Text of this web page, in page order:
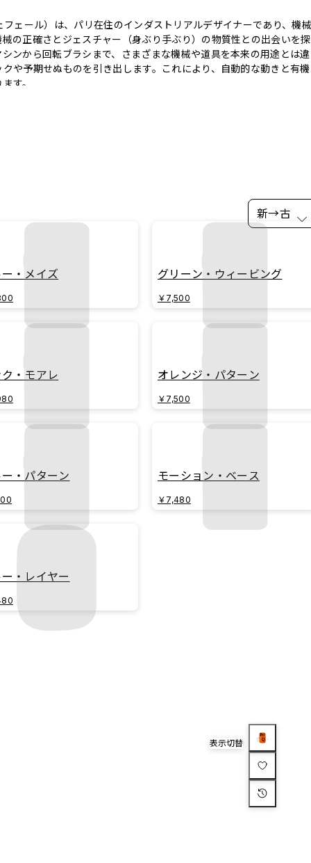
ェール）は、パリ在住のインダストリアルデザイナーであり、機械
の正確さとジェスチャー（身ぶり手ぶり）の物質性との出会いを探
ンから回転ブラシまで、さまざまな機械や道具を本来の用途とは
や予期せぬものを引き出します。これにより、自動的な動きと有
す。
新→古
・メイズ グリーン・ウィービング
￥7,500
・モアレ オレンジ・パターン
￥7,500
・パターン モーション・ベース
￥7,480
・レイヤー
表示切替